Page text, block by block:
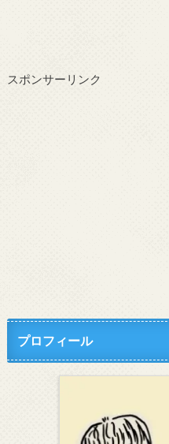
スポンサーリンク
プロフィール